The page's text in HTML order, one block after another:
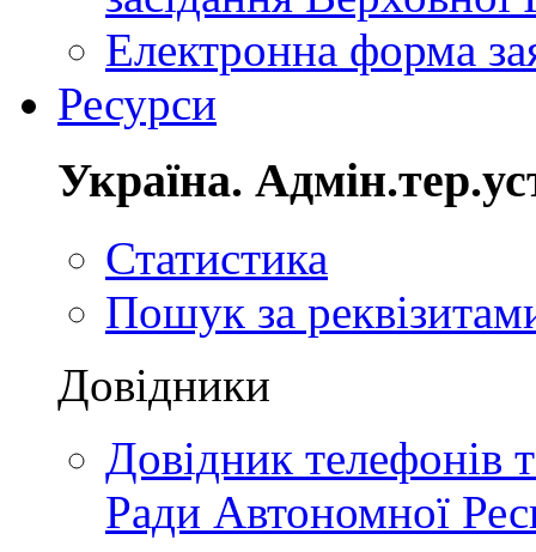
Електронна форма
Ресурси
Україна.
Статистика
Пошук за
Довідники
Довідник телефонів
Ради Автономної